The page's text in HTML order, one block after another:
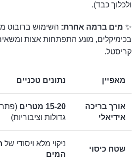
ולכלוך כבד).
✨ מים ברמה אחרת: השימוש ברובוט
בכימיקלים, מונע התפתחות אצות
קריסטל.
מאפיין נתונים טכניים
אורך בריכה
אידיאלי
15-20 מטרים
גדולות וציבוריות)
שטח כיסוי
ניקוי מלא ויסודי של
המים